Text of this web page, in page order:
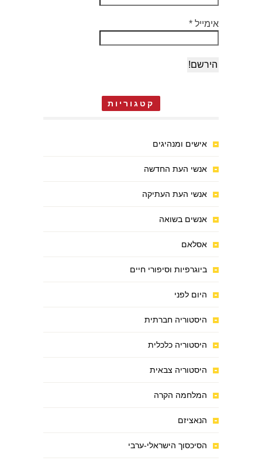
אימייל *
קטגוריות
אישים ומנהיגים
אנשי העת החדשה
אנשי העת העתיקה
אנשים בשואה
אסלאם
ביוגרפיות וסיפורי חיים
היום לפני
היסטוריה חברתית
היסטוריה כלכלית
היסטוריה צבאית
המלחמה הקרה
הנאציזם
הסיכסוך הישראלי-ערבי